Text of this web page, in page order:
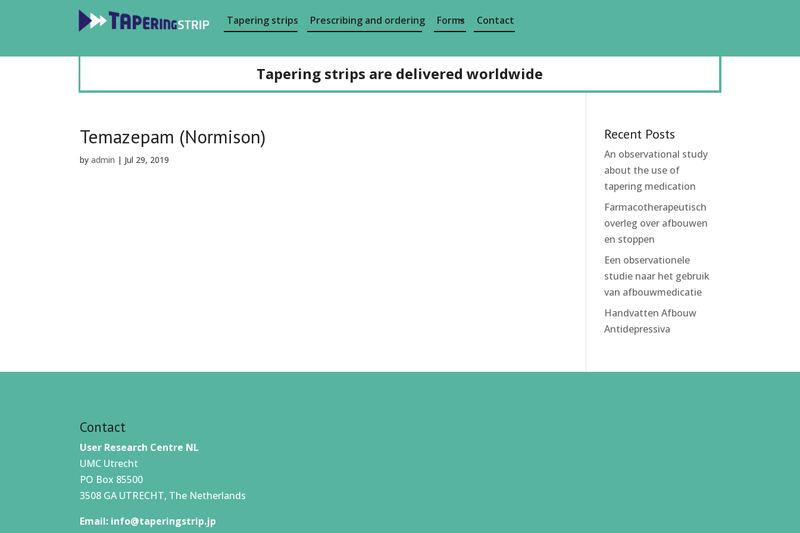
Tapering strips Prescribing and ordering Forms Contact
Tapering strips are delivered worldwide
Temazepam (Normison)
byadmin | Jul 29, 2019
Recent Posts
An observational study
about the use of
tapering medication
Farmacotherapeutisch
overleg over afbouwen
en stoppen
Een observationele
studie naar het gebruik
van afbouwmedicatie
Handvatten Afbouw
Antidepressiva
Contact
User Research Centre NL
UMC Utrecht
PO Box 85500
3508 GA UTRECHT, The Netherlands
Email: info@taperingstrip.jp